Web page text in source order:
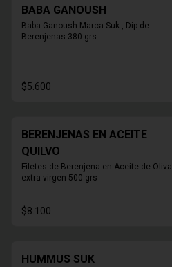
BABA GANOUSH
Baba Ganoush Marca Suk , Dip de
Berenjenas 380 grs
$5.600
BERENJENAS EN ACEITE
QUILVO
Filetes de Berenjena en Aceite de Oliva
extra virgen 500 grs
$8.100
HUMMUS SUK